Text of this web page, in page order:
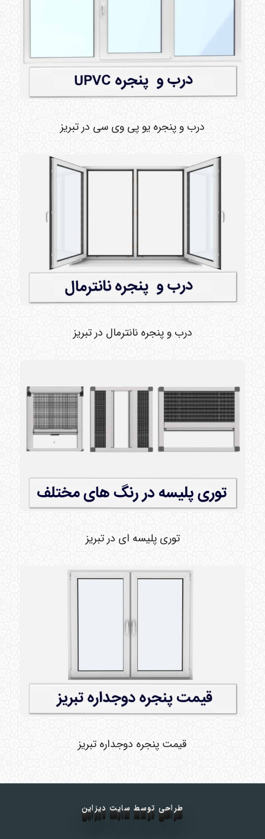
درب و پنجره یو پی وی سی در تبریز
درب و پنجره نانترمال در تبریز
توری پلیسه ای در تبریز
قیمت پنجره دوجداره تبریز
طراحی توسط سایت دیزاین